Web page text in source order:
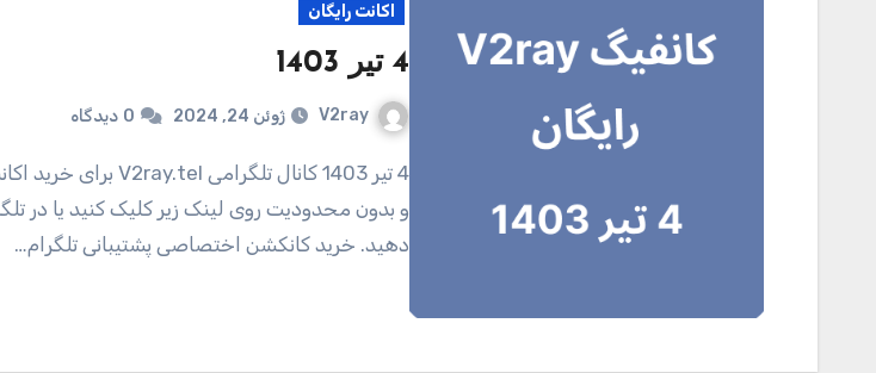
اکانت رایگان
4 تیر 1403
V2ray ژوئن 24, 2024 0 دیدگاه
4 تیر 1403 کانال تلگرامی V2ray.tel برای خرید اکانت اختصاصی
و بدون محدودیت روی لینک زیر کلیک کنید یا در
دهید. خرید کانکشن اختصاصی پشتیبانی تلگرام…